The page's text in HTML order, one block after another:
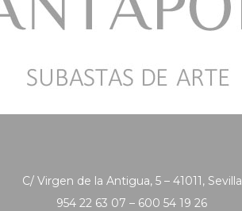
C/ Virgen de la Antigua, 5 – 41011, Sevilla
954 22 63 07 – 600 54 19 26